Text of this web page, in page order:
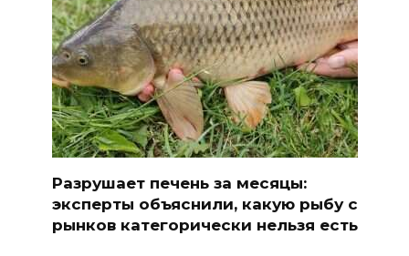
Разрушает печень за месяцы:
эксперты объяснили, какую рыбу с
рынков категорически нельзя есть